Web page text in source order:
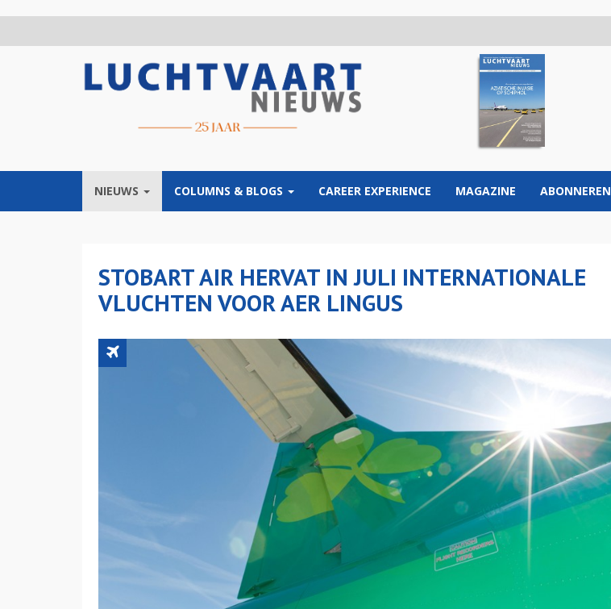
NIEUWS COLUMNS & BLOGS CAREER EXPERIENCE MAGAZINE ABONNEREN
STOBART AIR HERVAT IN JULI INTERNATIONALE
VLUCHTEN VOOR AER LINGUS